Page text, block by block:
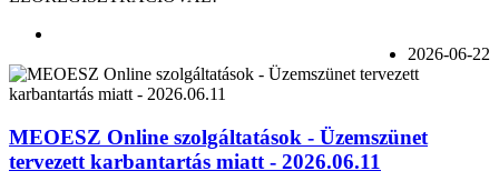
2026-06-22
MEOESZ Online szolgáltatások - Üzemszünet
tervezett karbantartás miatt - 2026.06.11